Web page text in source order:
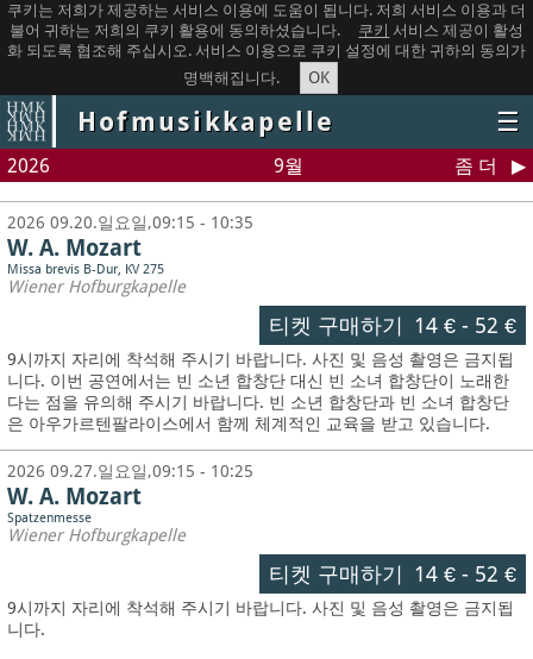
쿠키는 저희가 제공하는 서비스 이용에 도움이 됩니다. 저희 서비스 이용과 더
불어 귀하는 저희의 쿠키 활용에 동의하셨습니다.
쿠키 서비스 제공이 활성
화 되도록 협조해 주십시오. 서비스 이용으로 쿠키 설정에 대한 귀하의 동의가
명백해집니다.
OK
Hofmusikkapelle ☰
2026 9월 좀 더
2026 09.20.일요일,09:15 - 10:35
W. A. Mozart
Missa brevis B-Dur, KV 275
Wiener Hofburgkapelle
티켓 구매하기 14 €- 52 €
9시까지 자리에 착석해 주시기 바랍니다. 사진 및 음성 촬영은 금지됩
니다. 이번 공연에서는 빈 소년 합창단 대신 빈 소녀 합창단이 노래한
다는 점을 유의해 주시기 바랍니다. 빈 소년 합창단과 빈 소녀 합창단
은 아우가르텐팔라이스에서 함께 체계적인 교육을 받고 있습니다.
2026 09.27.일요일,09:15 - 10:25
W. A. Mozart
Spatzenmesse
Wiener Hofburgkapelle
티켓 구매하기 14 €- 52 €
9시까지 자리에 착석해 주시기 바랍니다. 사진 및 음성 촬영은 금지됩
니다.